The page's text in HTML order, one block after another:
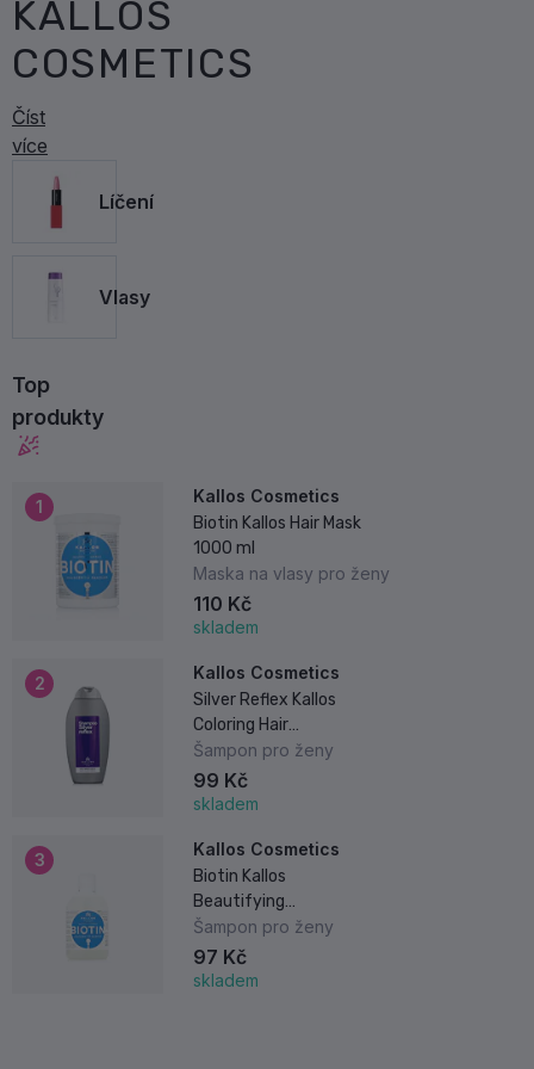
KALLOS
COSMETICS
Číst
více
Líčení
Vlasy
Top
produkty
1
Kallos Cosmetics
Biotin Kallos Hair Mask
1000 ml
Maska na vlasy pro ženy
110 Kč
skladem
2
Kallos Cosmetics
Silver Reflex Kallos
Coloring Hair
Shampoo 350 ml
Šampon pro ženy
99 Kč
skladem
3
Kallos Cosmetics
Biotin Kallos
Beautifying
Shampoo 1000 ml
Šampon pro ženy
97 Kč
skladem